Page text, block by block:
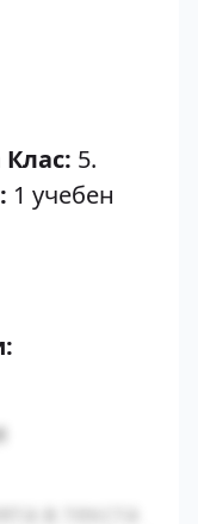
Клас: 5.
1 учебен
в текста